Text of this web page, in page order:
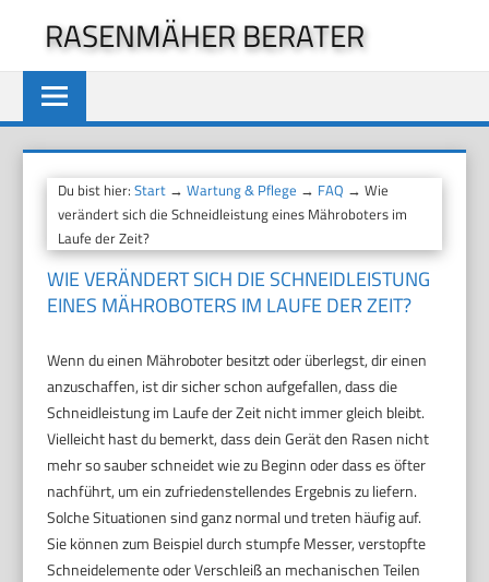
springen
RASENMÄHER BERATER
Du bist hier:Start →Wartung & Pflege → FAQ → Wie
verändert sich die Schneidleistung eines Mähroboters im
Laufe der Zeit?
WIE VERÄNDERT SICH DIE SCHNEIDLEISTUNG
EINES MÄHROBOTERS IM LAUFE DER ZEIT?
Wenn du einen Mähroboter besitzt oder überlegst, dir einen
anzuschaffen, ist dir sicher schon aufgefallen, dass die
Schneidleistung im Laufe der Zeit nicht immer gleich bleibt.
Vielleicht hast du bemerkt, dass dein Gerät den Rasen nicht
mehr so sauber schneidet wie zu Beginn oder dass es öfter
nachführt, um ein zufriedenstellendes Ergebnis zu liefern.
Solche Situationen sind ganz normal und treten häufig auf.
Sie können zum Beispiel durch stumpfe Messer, verstopfte
Schneidelemente oder Verschleiß an mechanischen Teilen